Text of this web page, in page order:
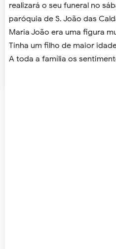
realizará o seu funeral no
paróquia de S. João das
Maria João era uma figura
Tinha um filho de maior
A toda a família os